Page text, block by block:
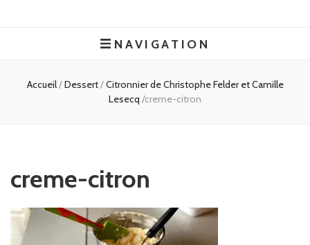
NAVIGATION
Accueil/Dessert/Citronnier de Christophe Felder et Camille
Lesecq /creme-citron
creme-citron